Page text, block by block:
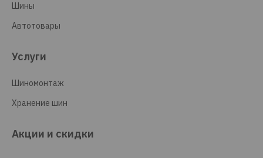
Шины
Автотовары
Услуги
Шиномонтаж
Хранение шин
Акции и скидки